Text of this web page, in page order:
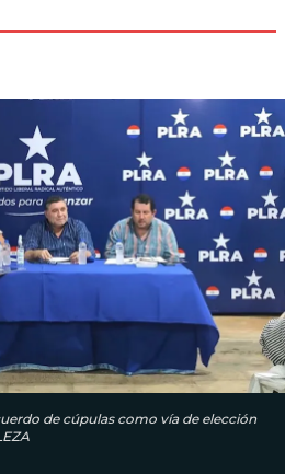
de cúpulas como vía de elección